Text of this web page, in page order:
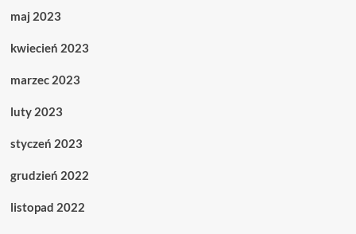
maj 2023
kwiecień 2023
marzec 2023
luty 2023
styczeń 2023
grudzień 2022
listopad 2022